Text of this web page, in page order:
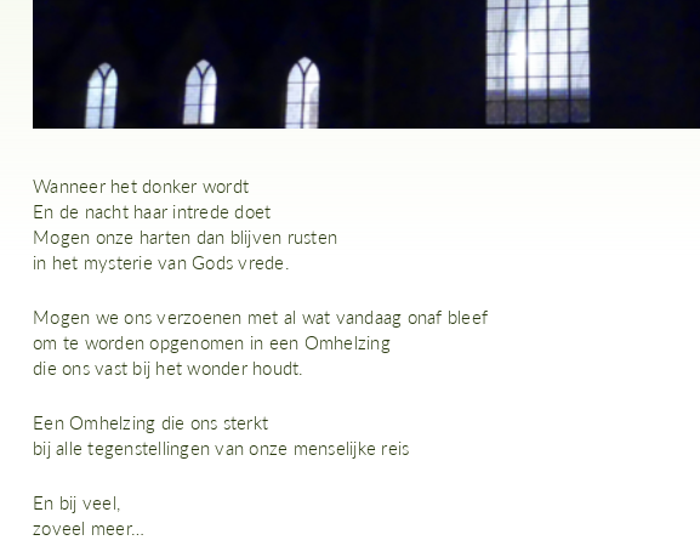
Wanneer het donker wordt
En de nacht haar intrede doet
Mogen onze harten dan blijven rusten
in het mysterie van Gods vrede.
Mogen we ons verzoenen met al wat vandaag onaf bleef
om te worden opgenomen in een Omhelzing
die ons vast bij het wonder houdt.
Een Omhelzing die ons sterkt
bij alle tegenstellingen van onze menselijke reis
En bij veel,
zoveel meer…